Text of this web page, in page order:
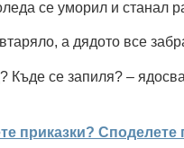
се уморил и станал
а дядото все
Къде се запиля? –
приказки? Споделете